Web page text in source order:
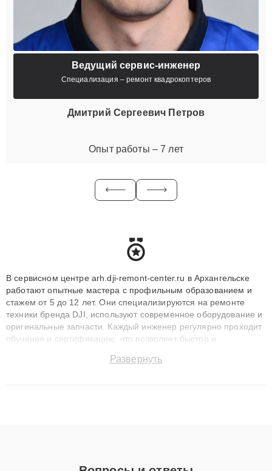
Ведущий сервис-инженер
Специализация – ремонт квадрокоптеров
Дмитрий Сергеевич Петров
Опыт работы – 7 лет
В сервисном центре arh.dji-remont-center.ru в Архангельске
работают опытные мастера с профильным образованием и
стажем от 5 до 12 лет. Они специализируются на ремонте
техники бренда DJI, используют современное оборудование и
оригинальные запчасти. Каждый инженер регулярно проходит
обучение и сертификацию, что позволяет быстро и
сохранением гарантии до 3 лет. Наши мастера решают
Развернуть